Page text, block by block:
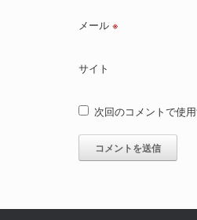
メール ※
サイト
次回のコメントで使